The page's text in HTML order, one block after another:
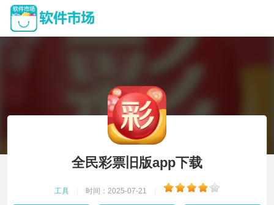
全民彩票旧版app下载
工具 时间：2025-07-21